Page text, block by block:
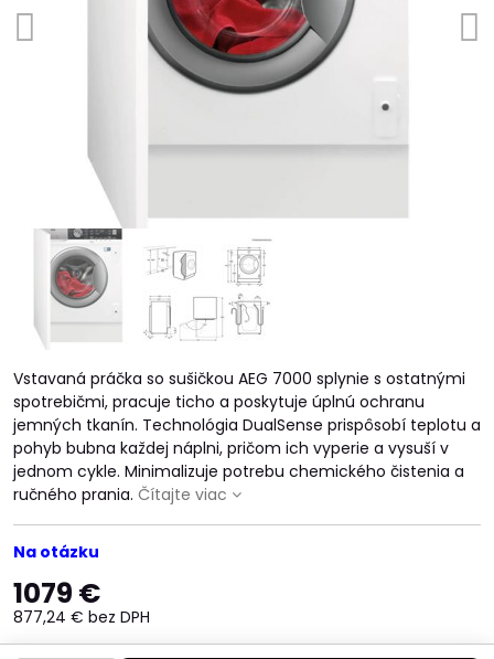
Vstavaná práčka so sušičkou AEG 7000 splynie s ostatnými
spotrebičmi, pracuje ticho a poskytuje úplnú ochranu
jemných tkanín. Technológia DualSense prispôsobí teplotu a
pohyb bubna každej náplni, pričom ich vyperie a vysuší v
jednom cykle. Minimalizuje potrebu chemického čistenia a
ručného prania. Čítajte viac
Na otázku
1079 €
877,24 € bez DPH